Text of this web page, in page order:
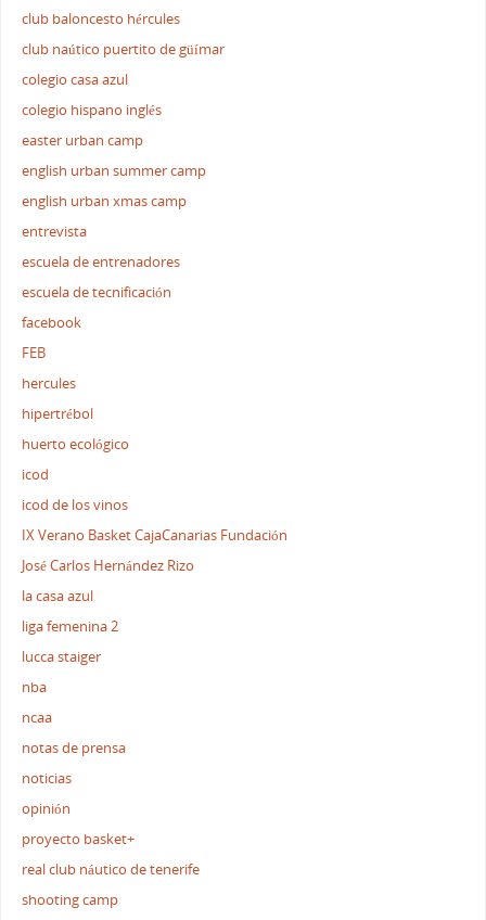
club baloncesto hércules
club naútico puertito de güímar
colegio casa azul
colegio hispano inglés
easter urban camp
english urban summer camp
english urban xmas camp
entrevista
escuela de entrenadores
escuela de tecnificación
facebook
FEB
hercules
hipertrébol
huerto ecológico
icod
icod de los vinos
IX Verano Basket CajaCanarias Fundación
José Carlos Hernández Rizo
la casa azul
liga femenina 2
lucca staiger
nba
ncaa
notas de prensa
noticias
opinión
proyecto basket+
real club náutico de tenerife
shooting camp